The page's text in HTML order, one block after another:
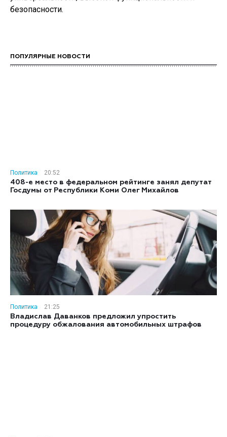
безопасности.
ПОПУЛЯРНЫЕ НОВОСТИ
Политика
20:52
408-е место в федеральном рейтинге занял депутат
Госдумы от Республики Коми Олег Михайлов
Политика
21:25
Владислав Даванков предложил упростить
процедуру обжалования автомобильных штрафов